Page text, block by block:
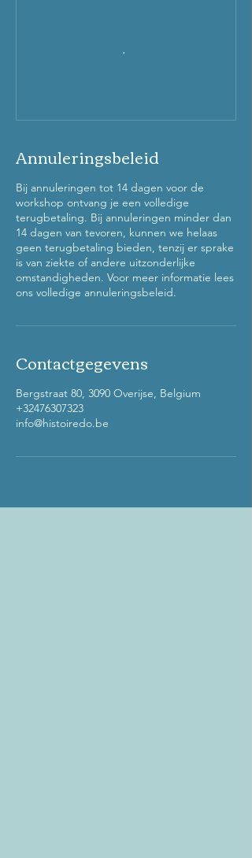
Annuleringsbeleid
Bij annuleringen tot 14 dagen voor de
workshop ontvang je een volledige
terugbetaling. Bij annuleringen minder dan
14 dagen van tevoren, kunnen we helaas
geen terugbetaling bieden, tenzij er sprake
is van ziekte of andere uitzonderlijke
omstandigheden. Voor meer informatie lees
ons volledige annuleringsbeleid.
Contactgegevens
Bergstraat 80, 3090 Overijse, Belgium
+32476307323
info@histoiredo.be